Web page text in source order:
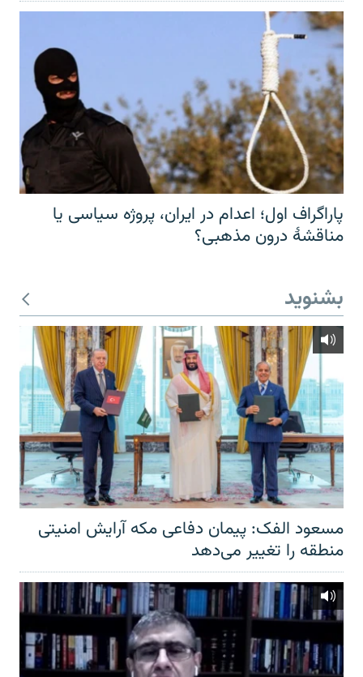
پاراگراف اول؛ اعدام در ایران، پروژه سیاسی یا
مناقشهٔ درون مذهبی؟
بشنوید
مسعود الفک: پیمان دفاعی مکه آرایش امنیتی
منطقه را تغییر می‌دهد